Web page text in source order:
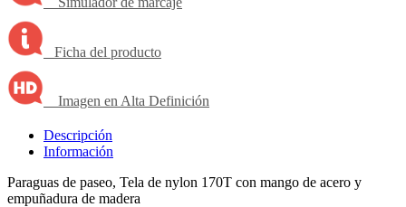
Ficha del producto
Imagen en Alta Definición
Descripción
Información
Paraguas de paseo, Tela de nylon 170T con mango de acero y
empuñadura de madera